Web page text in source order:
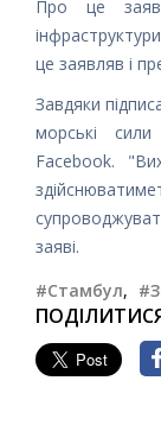
Про це
це заявляв і
Завдяки
морські
Facebook.
заяві.
#Стамбул,